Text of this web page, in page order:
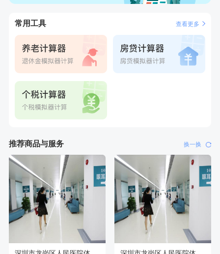
刚刚
购买了宁安堡新疆无核红枣干150g*2
常用工具 查看更多
推荐商品与服务 换一换